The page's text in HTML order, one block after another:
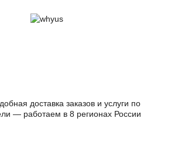
доставка заказов и услуги по
— работаем в 8 регионах России